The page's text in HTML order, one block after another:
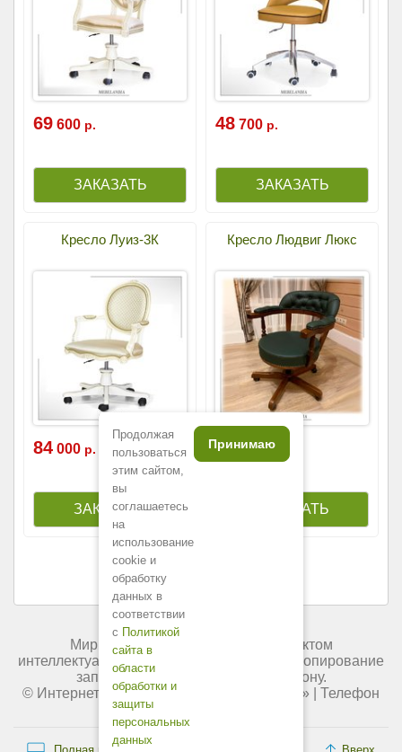
69 600 р. 48 700 р.
Кресло Луиз-3К
84 000 р.
Кресло Людвиг Люкс
56 200р.
Мир мебели России является объектом
интеллектуальной собственности. Любое копирование
запрещено и преследуется по закону.
© Интернет-магазин « Мир мебели России
» | Телефон
+7 (495) 227-84-45.
Продолжая
пользоваться
этим сайтом,
вы
соглашаетесь
на
использование
cookie и
обработку
данных в
соответствии
с Политикой
сайта в
области
обработки и
защиты
персональных
данных
Принимаю